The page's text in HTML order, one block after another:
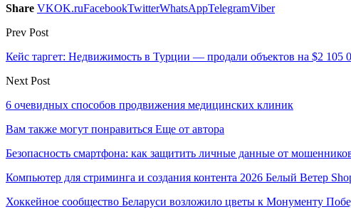
Share VKOK.ruFacebookTwitterWhatsAppTelegramViber
Prev Post
Кейс таргет: Недвижимость в Турции — продали объектов на $2 105
Next Post
6 очевидных способов продвижения медицинских клиник
Вам также могут понравиться Еще от автора
Безопасность смартфона: как защитить личные данные от
Компьютер для стриминга и создания контента 2026 Белый Ветер
Хоккейное сообщество Беларуси возложило цветы к Монументу